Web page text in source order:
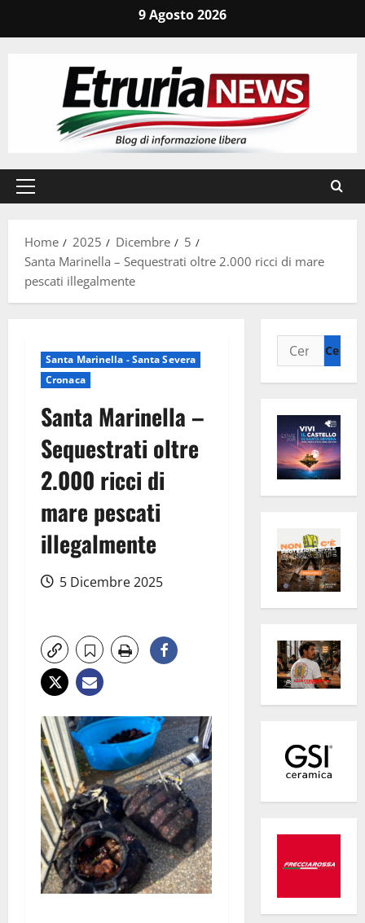
9 Agosto 2026
Menu
Home
2025 Dicembre
5
Santa Marinella – Sequestrati oltre 2.000 ricci di mare
pescati illegalmente
Santa Marinella - Santa Severa
Cronaca
Santa Marinella –
Sequestrati oltre
2.000 ricci di
mare pescati
illegalmente
5 Dicembre 2025
Ricerca
per: